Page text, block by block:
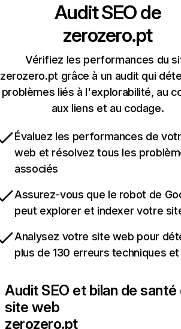
Audit SEO de
zerozero.pt
Vérifiez les performances du
zerozero.pt grâce à un audit qui
problèmes liés à l'explorabilité, au
aux liens et au codage.
Évaluez les performances de
web et résolvez tous les
associés
Assurez-vous que le robot de
peut explorer et indexer votre
Analysez votre site web pour
plus de 130 erreurs techniques et
Audit SEO et bilan de santé
site web
zerozero.pt